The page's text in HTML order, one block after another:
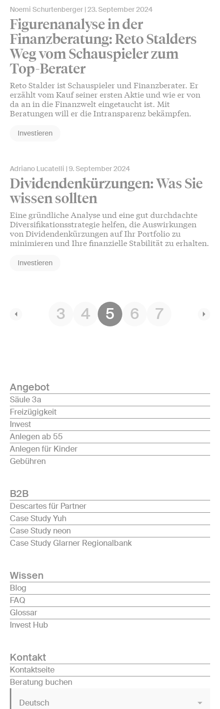
Noemi Schurtenberger 23. September 2024
Figurenanalyse in der
Finanzberatung: Reto Stalders
Weg vom Schauspieler zum
Top-Berater
Reto Stalder ist Schauspieler und Finanzberater. Er
erzählt vom Kauf seiner ersten Aktie und wie er von
da an in die Finanzwelt eingetaucht ist. Mit
Beratungen will er die Intransparenz bekämpfen.
Investieren
Adriano Lucatelli 9. September 2024
Dividendenkürzungen: Was Sie
wissen sollten
Eine gründliche Analyse und eine gut durchdachte
Diversifikationsstrategie helfen, die Auswirkungen
von Dividendenkürzungen auf Ihr Portfolio zu
minimieren und Ihre finanzielle Stabilität zu erhalten.
Investieren
3 4 5 6 7
Angebot
Säule 3a
Freizügigkeit
Invest
Anlegen ab 55
Anlegen für Kinder
Gebühren
B2B
Descartes für Partner
Case Study Yuh
Case Study neon
Case Study Glarner Regionalbank
Wissen
Blog
FAQ
Glossar
Invest Hub
Kontakt
Kontaktseite
Beratung buchen
Deutsch